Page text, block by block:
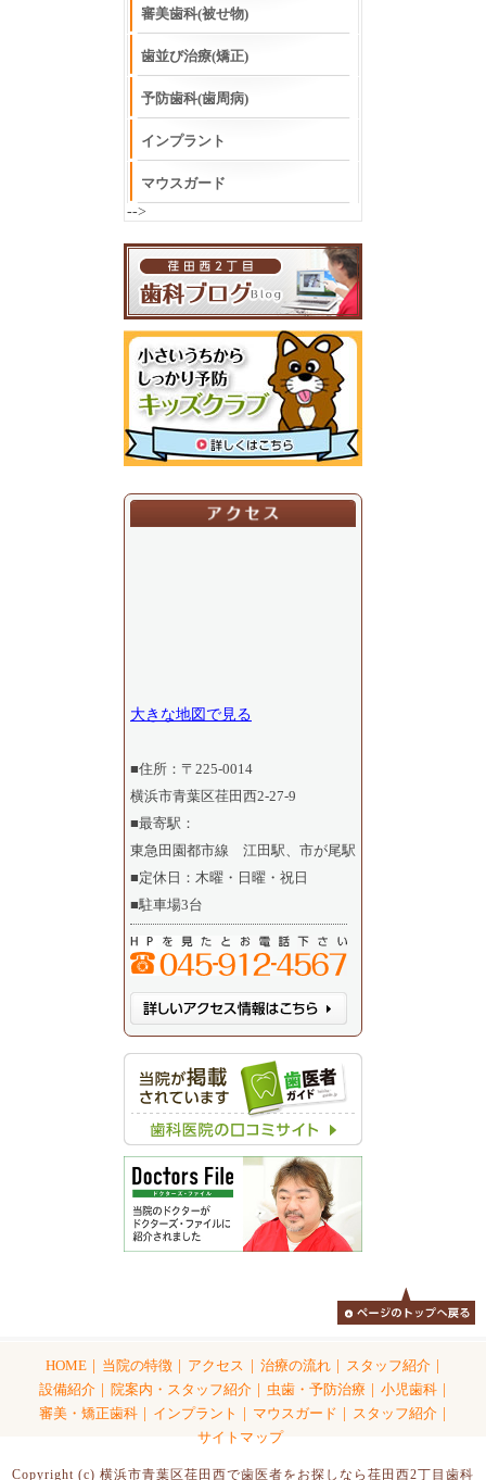
審美歯科(被せ物)
歯並び治療(矯正)
予防歯科(歯周病)
インプラント
マウスガード
-->
大きな地図で見る
■住所：〒225-0014
横浜市青葉区荏田西2-27-9
■最寄駅：
東急田園都市線 江田駅、市が尾駅
■定休日：木曜・日曜・祝日
■駐車場3台
HOME | 当院の特徴 | アクセス | 治療の流れ | スタッフ紹介 |
設備紹介 | 院案内・スタッフ紹介 | 虫歯・予防治療 | 小児歯科 |
審美・矯正歯科 | インプラント | マウスガード | スタッフ紹介 |
サイトマップ
Copyright (c) 横浜市青葉区荏田西で歯医者をお探しなら荏田西2丁目歯科